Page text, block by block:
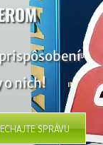
o nich!
SPRÁVU